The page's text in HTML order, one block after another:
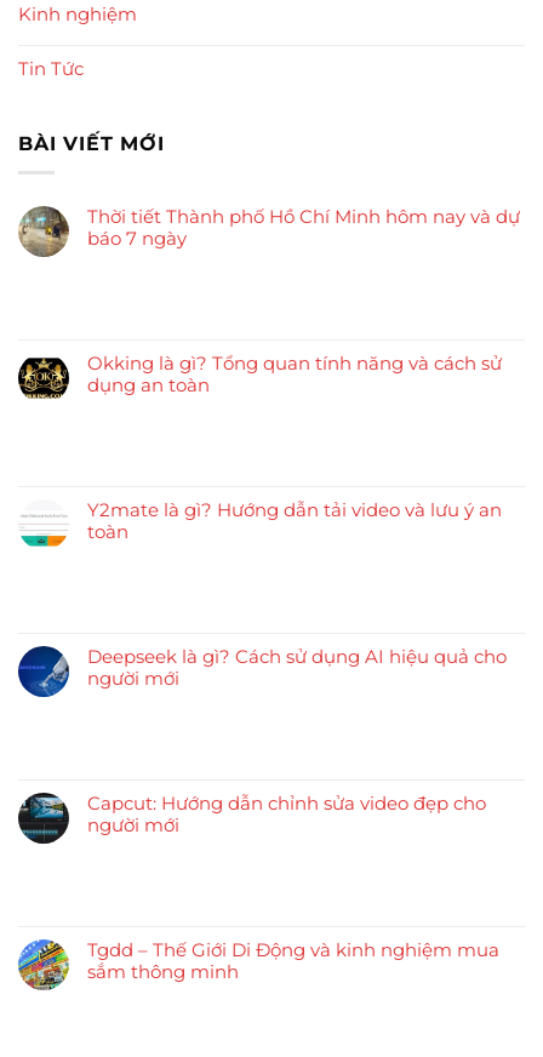
Kinh nghiệm
Tin Tức
BÀI VIẾT MỚI
Thời tiết Thành phố Hồ Chí Minh hôm nay và dự
báo 7 ngày
Okking là gì? Tổng quan tính năng và cách sử
dụng an toàn
Y2mate là gì? Hướng dẫn tải video và lưu ý an
toàn
Deepseek là gì? Cách sử dụng AI hiệu quả cho
người mới
Capcut: Hướng dẫn chỉnh sửa video đẹp cho
người mới
Tgdd – Thế Giới Di Động và kinh nghiệm mua
sắm thông minh